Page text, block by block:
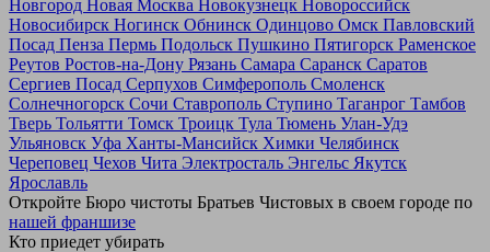
Новгород Новая Москва Новокузнецк Новороссийск
Новосибирск Ногинск Обнинск Одинцово Омск Павловский
Посад Пенза Пермь Подольск Пушкино Пятигорск Раменское
Реутов Ростов-на-Дону Рязань Самара Саранск Саратов
Сергиев Посад Серпухов Симферополь Смоленск
Солнечногорск Сочи Ставрополь Ступино Таганрог Тамбов
Тверь Тольятти Томск Троицк Тула Тюмень Улан-Удэ
Ульяновск Уфа Ханты-Мансийск Химки Челябинск
Череповец Чехов Чита Электросталь Энгельс Якутск
Ярославль
Откройте Бюро чистоты Братьев Чистовых в своем городе по
нашей франшизе
Кто приедет убирать